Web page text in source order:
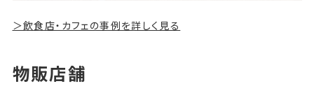
＞飲食店・カフェの事例を詳しく見る
物販店舗